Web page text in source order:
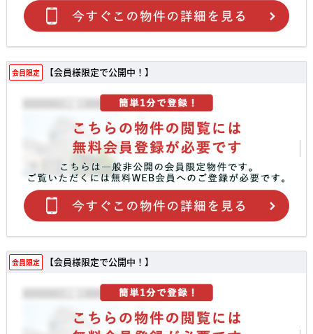
会員限定 【会員様限定で公開中！】
会員限定 【会員様限定で公開中！】